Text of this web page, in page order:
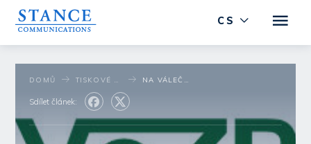
CS
DOMŮ
Sdílet článek: